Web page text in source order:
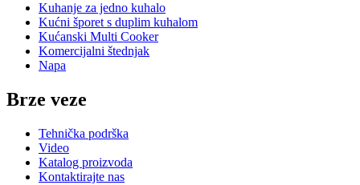
Kuhanje za jedno kuhalo
Kućni šporet s duplim kuhalom
Kućanski Multi Cooker
Komercijalni štednjak
Napa
Brze veze
Tehnička podrška
Video
Katalog proizvoda
Kontaktirajte nas